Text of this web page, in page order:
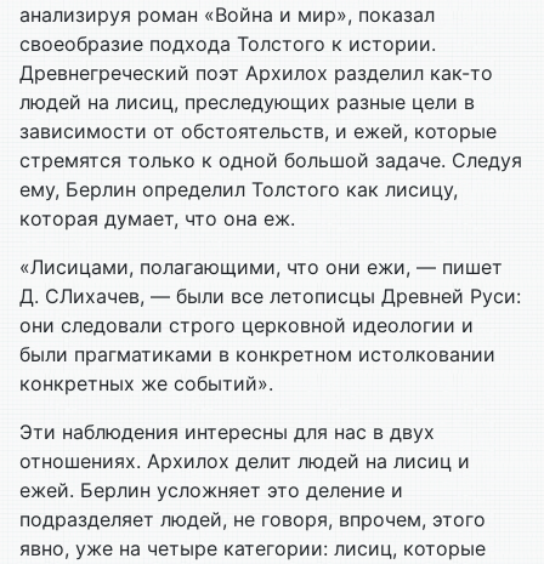
анализируя роман «Война и мир», показал
своеобразие подхода Толстого к истории.
Древнегреческий поэт Архилох разделил как-то
людей на лисиц, преследующих разные цели в
зависимости от обстоятельств, и ежей, которые
стремятся только к одной большой задаче. Следуя
ему, Берлин определил Толстого как лисицу,
которая думает, что она еж.
«Лисицами, полагающими, что они ежи, — пишет
Д. СЛихачев, — были все летописцы Древней Руси:
они следовали строго церковной идеологии и
были прагматиками в конкретном истолковании
конкретных же событий».
Эти наблюдения интересны для нас в двух
отношениях. Архилох делит людей на лисиц и
ежей. Берлин усложняет это деление и
подразделяет людей, не говоря, впрочем, этого
явно, уже на четыре категории: лисиц, которые